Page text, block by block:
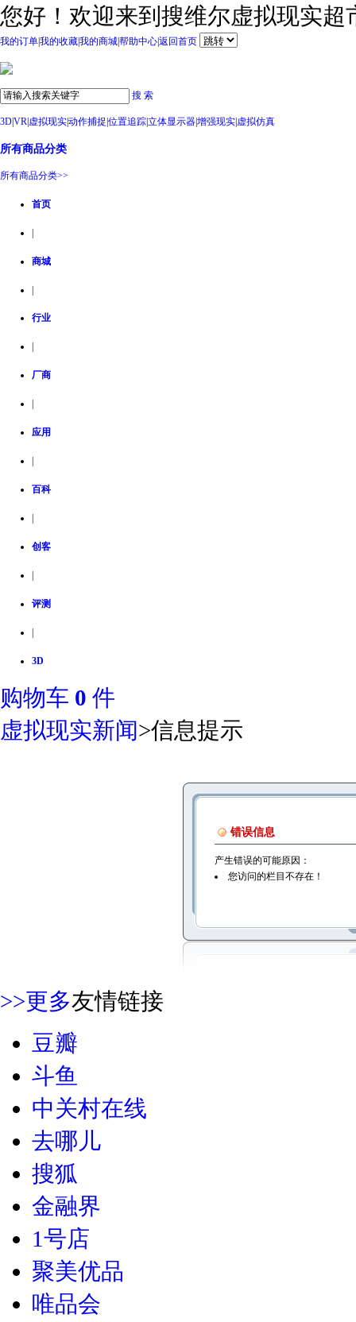
您好！欢迎来到搜维尔虚拟现实
我的订单我的收藏我的商城帮助中心返回首页
搜 索
3D|VR|虚拟现实|动作捕捉|位置追踪|立体显示器|增强现实|虚拟仿真
所有商品分类
所有商品分类>>
首页
|
商城
|
行业
厂商
应用
百科
创客
评测
3D
购物车 0 件
虚拟现实新闻>信息提示
错误信息
产生错误的可能原因：
您访问的栏目不存在！
>>更多友情链接
豆瓣
斗鱼
中关村在线
去哪儿
搜狐
金融界
1号店
聚美优品
唯品会